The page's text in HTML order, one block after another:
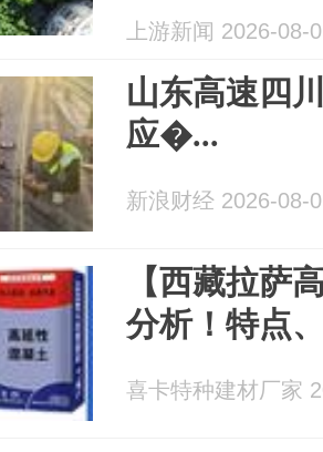
上游新闻 2026-08-
山东高速四
应�...
新浪财经 2026-08-
【西藏拉萨
分析！特点
喜卡特种建材厂家